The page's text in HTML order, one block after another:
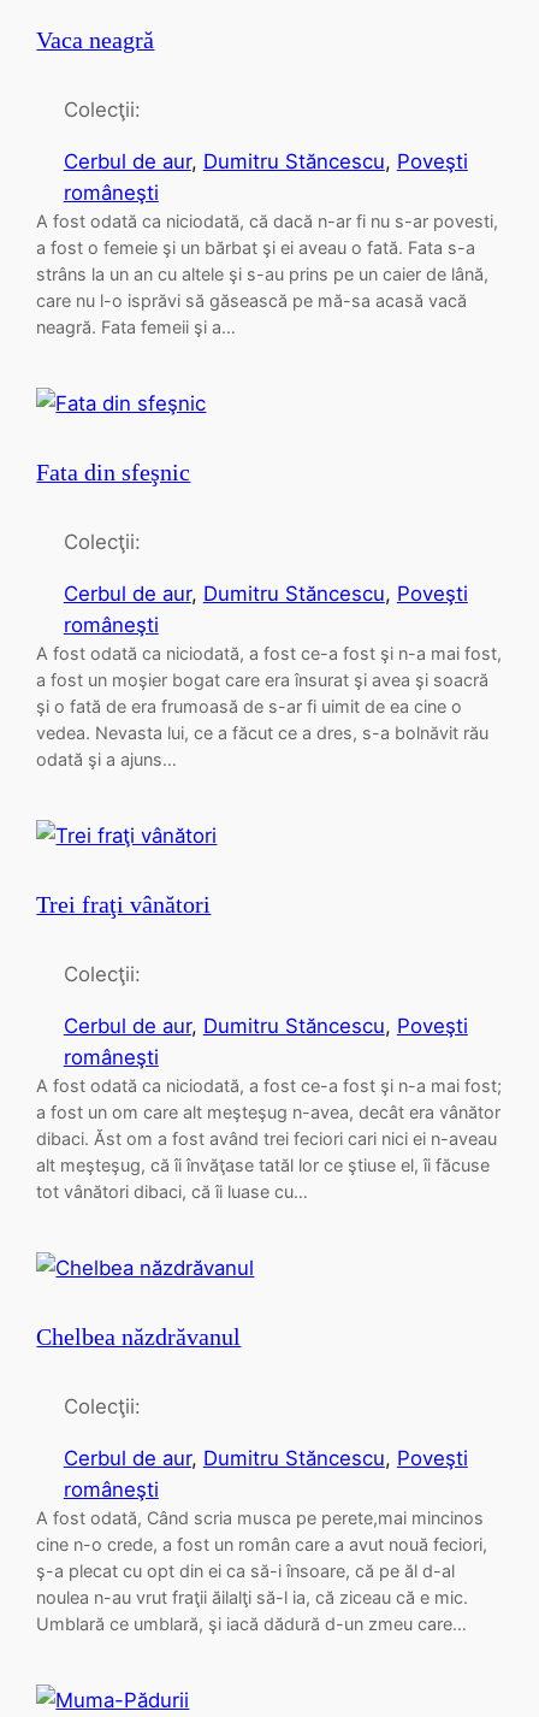
Vaca neagră
Colecţii:
Cerbul de aur, Dumitru Stăncescu, Poveşti
româneşti
A fost odată ca niciodată, că dacă n-ar fi nu s-ar povesti,
a fost o femeie şi un bărbat şi ei aveau o fată. Fata s-a
strâns la un an cu altele şi s-au prins pe un caier de lână,
care nu l-o isprăvi să găsească pe mă-sa acasă vacă
neagră. Fata femeii şi a…
Fata din sfeşnic
Colecţii:
Cerbul de aur, Dumitru Stăncescu, Poveşti
româneşti
A fost odată ca niciodată, a fost ce-a fost şi n-a mai fost,
a fost un moşier bogat care era însurat şi avea şi soacră
şi o fată de era frumoasă de s-ar fi uimit de ea cine o
vedea. Nevasta lui, ce a făcut ce a dres, s-a bolnăvit rău
odată şi a ajuns…
Trei fraţi vânători
Colecţii:
Cerbul de aur, Dumitru Stăncescu, Poveşti
româneşti
A fost odată ca niciodată, a fost ce-a fost şi n-a mai fost;
a fost un om care alt meşteşug n-avea, decât era vânător
dibaci. Ăst om a fost având trei feciori cari nici ei n-aveau
alt meşteşug, că îi învăţase tatăl lor ce ştiuse el, îi făcuse
tot vânători dibaci, că îi luase cu…
Chelbea năzdrăvanul
Colecţii:
Cerbul de aur, Dumitru Stăncescu, Poveşti
româneşti
A fost odată, Când scria musca pe perete,mai mincinos
cine n-o crede, a fost un român care a avut nouă feciori,
ş-a plecat cu opt din ei ca să-i însoare, că pe ăl d-al
noulea n-au vrut fraţii ăilalţi să-l ia, că ziceau că e mic.
Umblară ce umblară, şi iacă dădură d-un zmeu care…